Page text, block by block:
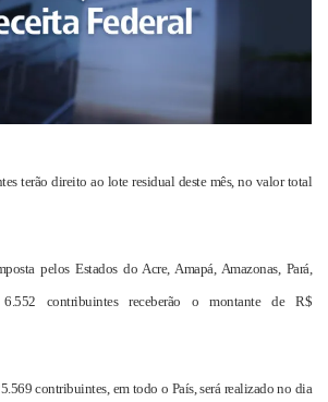
terão direito ao lote residual deste mês, no valor total
pelos Estados do Acre, Amapá, Amazonas, Pará,
contribuintes receberão o montante de R$
contribuintes, em todo o País, será realizado no dia